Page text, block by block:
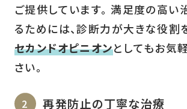
ご提供しています。 満足度の高い
るためには、診断力が大きな役割
セカンドオピニオンとしてもお気
さい。
再発防止の丁寧な治療